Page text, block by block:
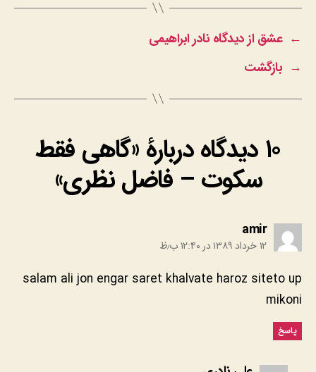
← عشق از دیدگاه نادر ابراهیمی
→ بازگشت
۱۰ دیدگاه دربارهٔ «گاهی فقط
سکوت – فاضل نظری»
amir
۱۲ خرداد ۱۳۸۹ در ۱۲:۴۰ ب٫ظ
salam ali jon engar saret khalvate haroz siteto up
mikoni
پاسخ